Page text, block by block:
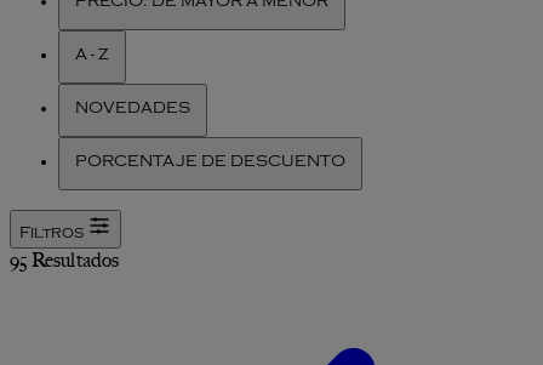
A - Z
NOVEDADES
PORCENTAJE DE DESCUENTO
Filtros
95 Resultados